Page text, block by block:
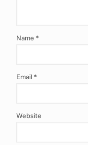
Name *
Email *
Website